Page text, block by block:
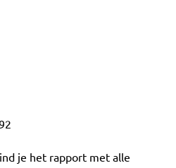
je het rapport met alle